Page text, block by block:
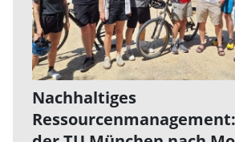
Nachhaltiges